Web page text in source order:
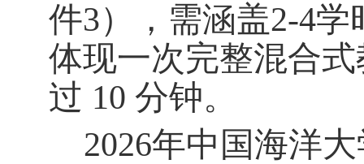
件3）， 需涵盖2-4学
体现一次完整混合
过 10 分钟。
2026年中国海洋